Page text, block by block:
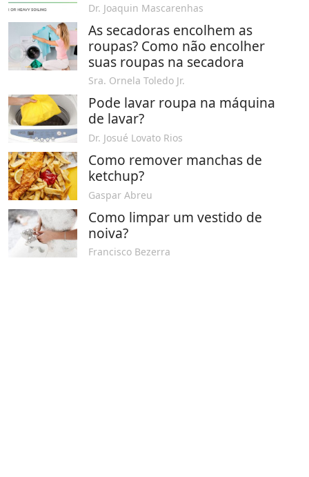
Dr. Joaquin Mascarenhas
As secadoras encolhem as
roupas? Como não encolher
suas roupas na secadora
Sra. Ornela Toledo Jr.
Pode lavar roupa na máquina
de lavar?
Dr. Josué Lovato Rios
Como remover manchas de
ketchup?
Gaspar Abreu
Como limpar um vestido de
noiva?
Francisco Bezerra